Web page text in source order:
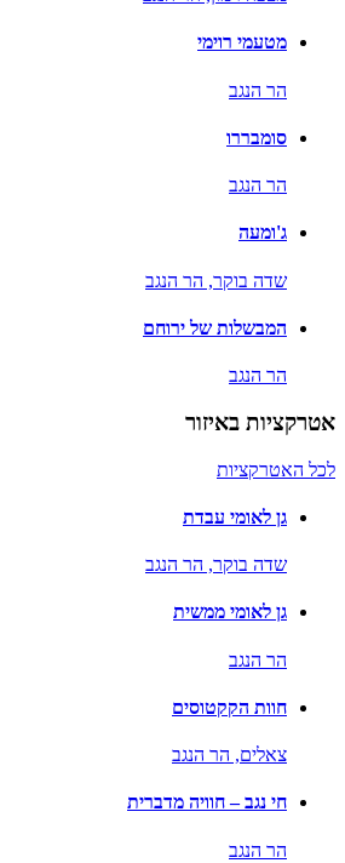
מטעמי רוימי
הר הנגב
סומבררו
הר הנגב
ג'ומעה
שדה בוקר, הר הנגב
המבשלות של ירוחם
הר הנגב
אטרקציות באיזור
לכל האטרקציות
גן לאומי עבדת
שדה בוקר, הר הנגב
גן לאומי ממשית
הר הנגב
חוות הקקטוסים
צאלים, הר הנגב
חי נגב – חוויה מדברית
הר הנגב